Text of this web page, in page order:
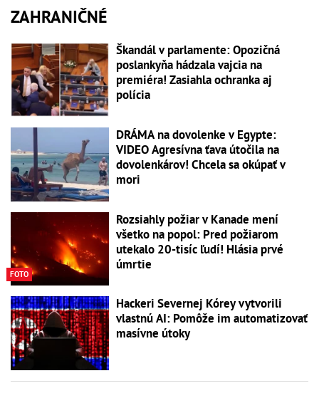
ZAHRANIČNÉ
Škandál v parlamente: Opozičná
poslankyňa hádzala vajcia na
premiéra! Zasiahla ochranka aj
polícia
DRÁMA na dovolenke v Egypte:
VIDEO Agresívna ťava útočila na
dovolenkárov! Chcela sa okúpať v
mori
FOTO
Rozsiahly požiar v Kanade mení
všetko na popol: Pred požiarom
utekalo 20-tisíc ľudí! Hlásia prvé
úmrtie
Hackeri Severnej Kórey vytvorili
vlastnú AI: Pomôže im automatizovať
masívne útoky